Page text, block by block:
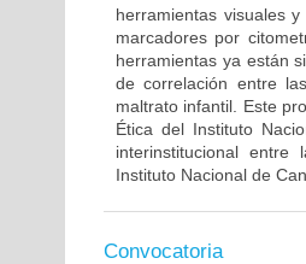
herramientas visuales
marcadores por
herramientas ya están
de correlación entre
maltrato infantil. Este
Ética del Instituto
interinstitucional entre
Instituto Nacional de
Convocatoria